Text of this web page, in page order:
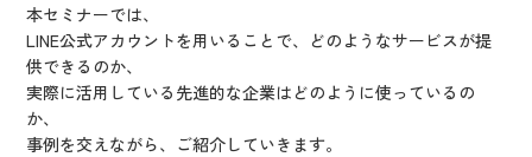
本セミナーでは、
LINE公式アカウントを用いることで、どのようなサービスが提
供できるのか、
実際に活用している先進的な企業はどのように使っているの
か、
事例を交えながら、ご紹介していきます。